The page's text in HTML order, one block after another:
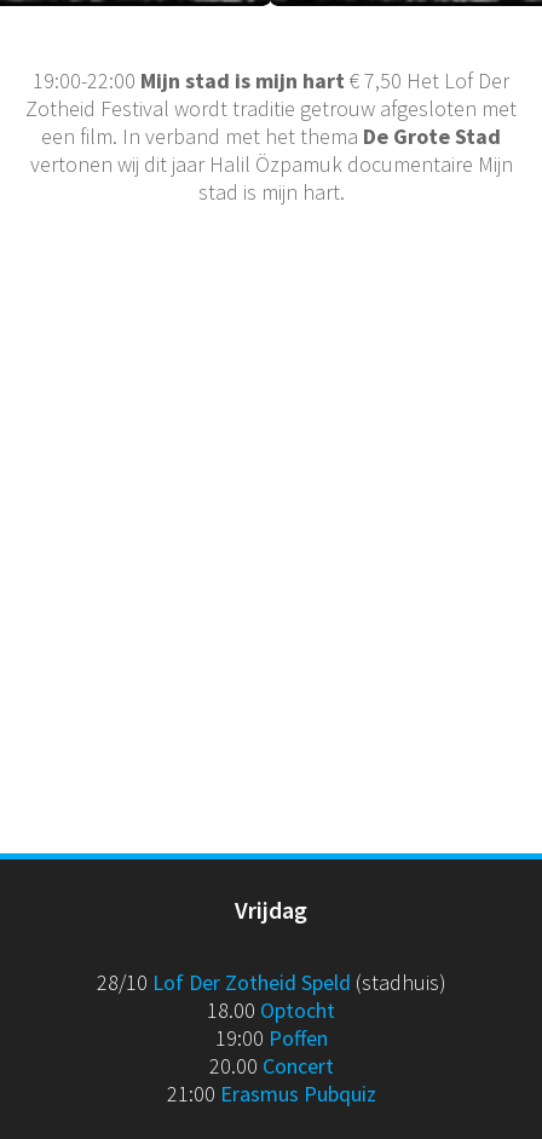
19:00-22:00 Mijn stad is mijn hart € 7,50 Het Lof Der
Zotheid Festival wordt traditie getrouw afgesloten met
een film. In verband met het thema De Grote Stad
vertonen wij dit jaar Halil Özpamuk documentaire Mijn
stad is mijn hart.
Vrijdag
28/10 Lof Der Zotheid Speld (stadhuis)
18.00 Optocht
19:00 Poffen
20.00 Concert
21:00 Erasmus Pubquiz